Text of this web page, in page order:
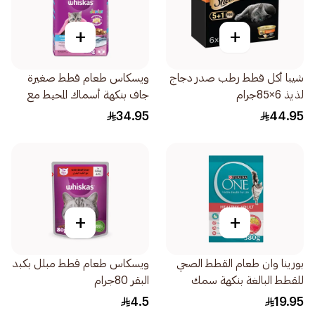
+
شيبا أكل قطط رطب صدر دجاج
لذيذ 6×85جرام
44.95
+
ويسكاس طعام قطط صغيرة
جاف بنكهة أسماك المحيط مع
الحليب 1.1كيلو
34.95
+
بورينا وان طعام القطط الصحي
للقطط البالغة بنكهة سمك
السلمون والتونة لعمر سنة فيما
19.95
+
ويسكاس طعام قطط مبلل بكبد
البقر 80جرام
4.5